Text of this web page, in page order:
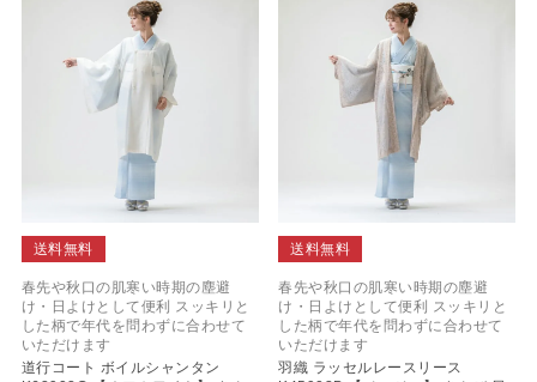
送料無料
春先や秋口の肌寒い時期の塵避
け・日よけとして便利 スッキリと
した柄で年代を問わずに合わせて
いただけます
道行コート ボイルシャンタン
送料無料
春先や秋口の肌寒い時期の塵避
け・日よけとして便利 スッキリと
した柄で年代を問わずに合わせて
いただけます
羽織 ラッセルレースリース